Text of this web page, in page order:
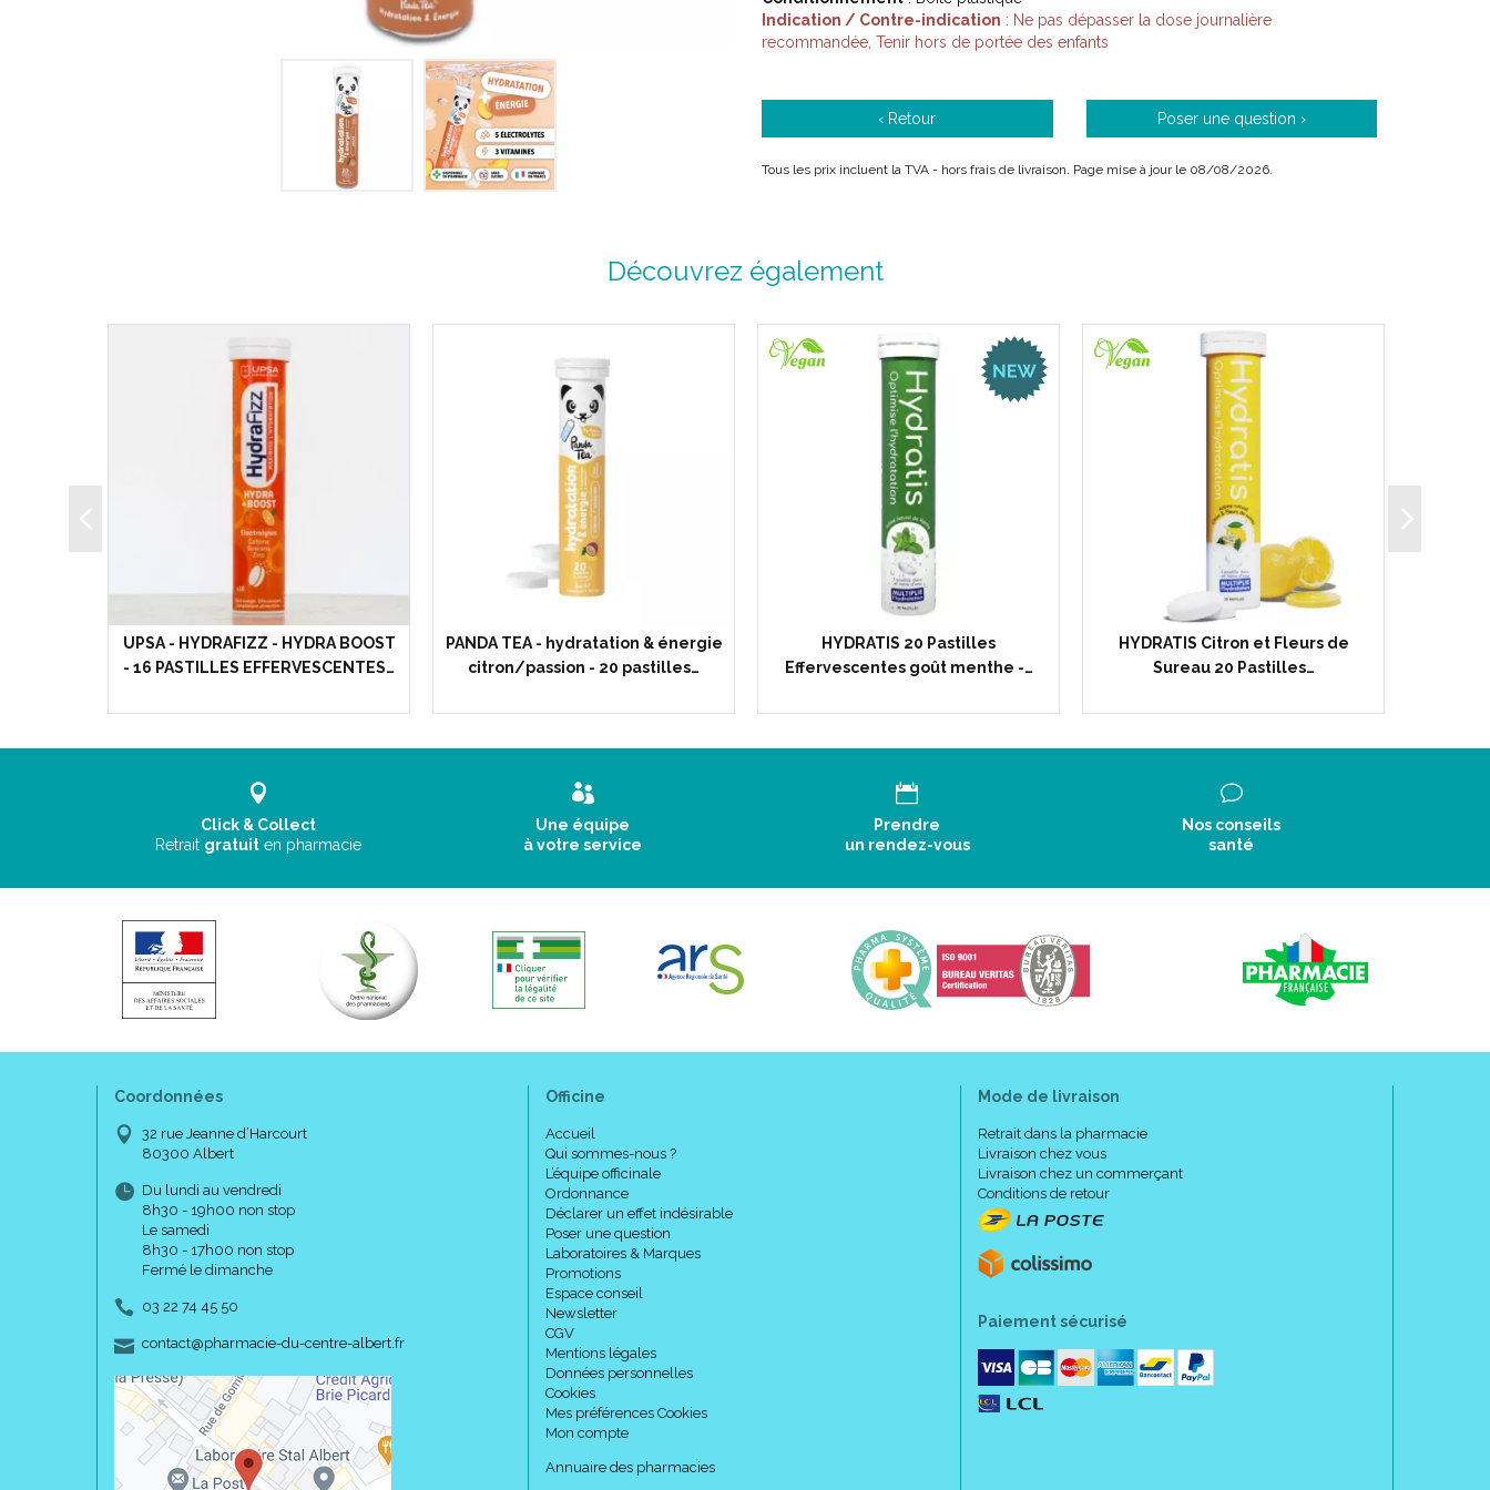
Indication / Contre-indication : Ne pas dépasser la dose journalière
recommandée, Tenir hors de portée des enfants
‹ Retour Poser une question ›
Tous les prix incluent la TVA - hors frais de livraison. Page mise à jour le 08/08/2026.
Découvrez également
UPSA - HYDRAFIZZ - HYDRA BOOST
- 16 PASTILLES EFFERVESCENTES…
PANDA TEA - hydratation & énergie
citron/passion - 20 pastilles…
HYDRATIS 20 Pastilles
Effervescentes goût menthe -…
HYDRATIS Citron et Fleurs de
Sureau 20 Pastilles…
Click & Collect
Retrait gratuit en pharmacie
Une équipe
à votre service
Prendre
un rendez-vous
Nos conseils
santé
Coordonnées
32 rue Jeanne d’Harcourt
80300 Albert
Du lundi au vendredi
8h30 - 19h00 non stop
Le samedi
8h30 - 17h00 non stop
Fermé le dimanche
03 22 74 45 50
contact-
@-
pharmacie-du-centre-albert.fr
Officine
Accueil
Qui sommes-nous ?
L’équipe officinale
Ordonnance
Déclarer un effet indésirable
Poser une question
Laboratoires & Marques
Promotions
Espace conseil
Newsletter
CGV
Mentions légales
Données personnelles
Cookies
Mes préférences Cookies
Mon compte
Annuaire des pharmacies
Mode de livraison
Retrait dans la pharmacie
Livraison chez vous
Livraison chez un commerçant
Conditions de retour
Paiement sécurisé